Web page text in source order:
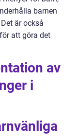
barnen
är också
att göra det
av
i